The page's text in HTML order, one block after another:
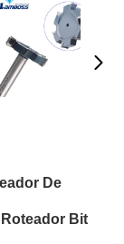
De
Bit